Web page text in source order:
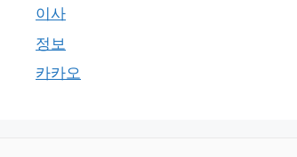
이사
정보
카카오